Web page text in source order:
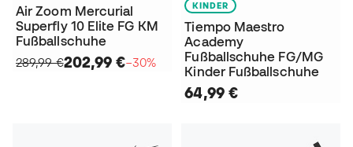
Air Zoom Mercurial
Superfly 10 Elite FG KM
Fußballschuhe
289,99 €202,99 €−30%
KINDER
Tiempo Maestro
Academy
Fußballschuhe FG/MG
Kinder Fußballschuhe
64,99 €